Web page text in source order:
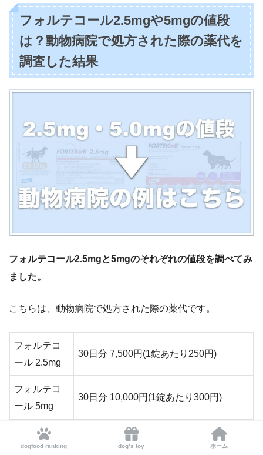
フォルテコール2.5mgや5mgの値段
は？動物病院で処方された際の薬代を
調査した結果
フォルテコール2.5mgと5mgのそれぞれの値段を調べてみ
ました。
こちらは、動物病院で処方された際の薬代です。
フォルテコ
ール 2.5mg
30日分 7,500円(1錠あたり250円)
フォルテコ
ール 5mg
30日分 10,000円(1錠あたり300円)
ただ、フォルテコールは動物病院によって、1錠あたりの
dogfood ranking dog’s toy ホーム